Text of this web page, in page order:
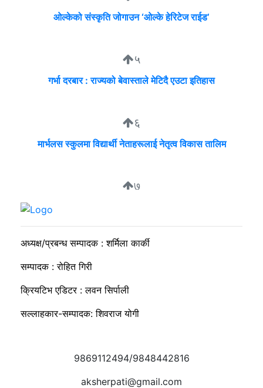
ओल्केको संस्कृति जोगाउन ‘ओल्के हेरिटेज राईड’
५
गर्भा दरबार : राज्यको बेवास्ताले मेटिदै एउटा इतिहास
६
मार्भलस स्कुलमा विद्यार्थी नेताहरूलाई नेतृत्व विकास तालिम
७
सुदीप्ता क्यान्सर सर्भाइभर र्याम्प शो : जीवनले मृत्युलाई जितेको उत्सव
अध्यक्ष/प्रबन्ध सम्पादक : शर्मिला कार्की
सम्पादक : रोहित गिरी
क्रियटिभ एडिटर : लवन सिर्पाली
सल्लाहकार-सम्पादक: शिवराज योगी
9869112494/9848442816
aksherpati@gmail.com